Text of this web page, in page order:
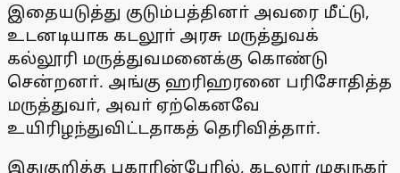
இதையடுத்து குடும்பத்தினா் அவரை மீட்டு,
உடனடியாக கடலூா் அரசு மருத்துவக்
கல்லூரி மருத்துவமனைக்கு கொண்டு
சென்றனா். அங்கு ஹரிஹரனை பரிசோதித்த
மருத்துவா், அவா் ஏற்கெனவே
உயிரிழந்துவிட்டதாகத் தெரிவித்தாா்.
இதுகுறித்த புகாரின்பேரில், கடலூா் முதுநகா்